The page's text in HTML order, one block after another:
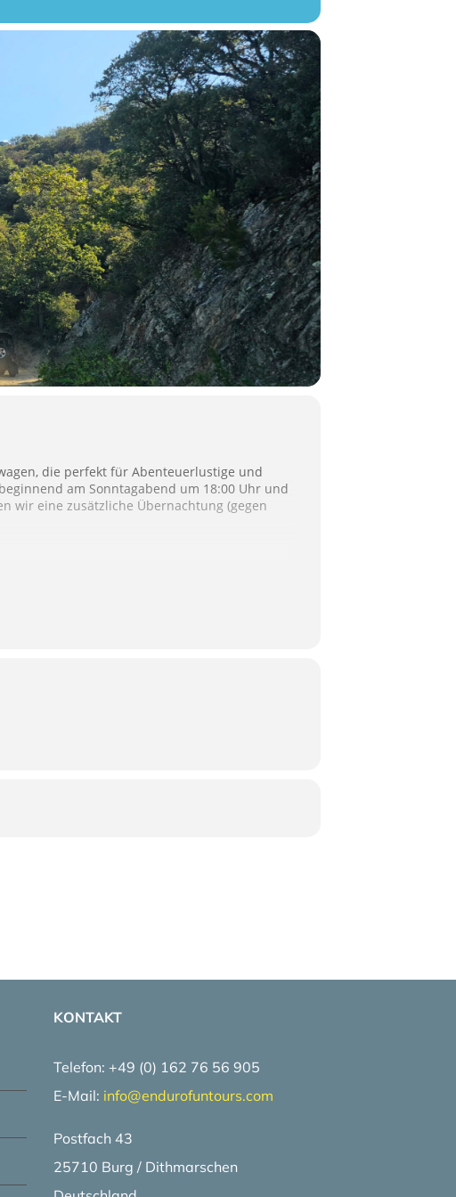
die perfekt für Abenteuerlustige und
am Sonntagabend um 18:00 Uhr und
wir eine zusätzliche Übernachtung (gegen
Naturwundern der Region.
KONTAKT
Telefon: +49 (0) 162 76 56 905
E-Mail: info@endurofuntours.com
Postfach 43
25710 Burg / Dithmarschen